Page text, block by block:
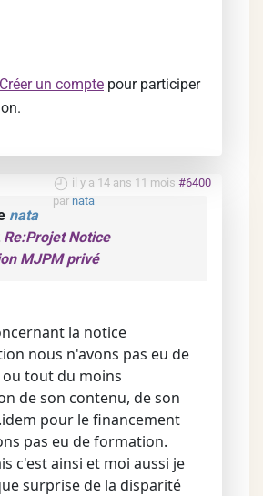
Créer un compte pour participer
il y a 14 ans 11 mois #6400
par nata
nata
Re:Projet Notice
MJPM privé
la notice
nous n'avons pas eu de
tout du moins
de son contenu, de son
pour le financement
pas eu de formation.
c'est ainsi et moi aussi je
surprise de la disparité